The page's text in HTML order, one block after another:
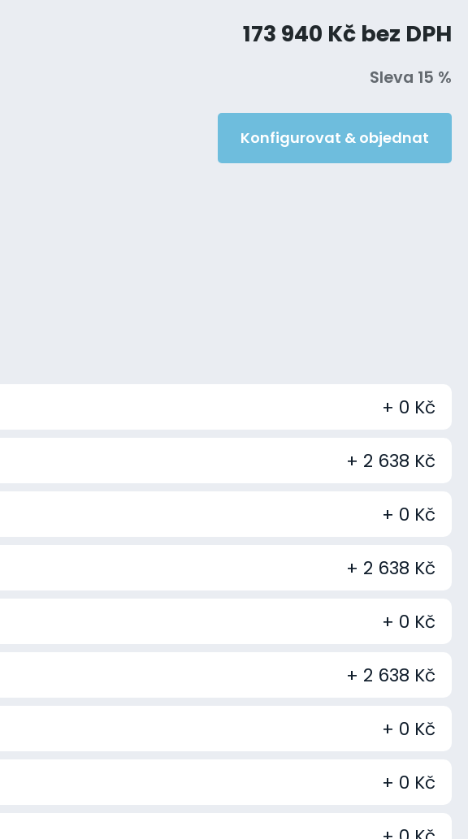
173 940 Kč bez DPH
Sleva 15 %
Konfigurovat & objednat
+ 0 Kč
+ 2 638 Kč
+ 0 Kč
+ 2 638 Kč
+ 0 Kč
+ 2 638 Kč
+ 0 Kč
+ 0 Kč